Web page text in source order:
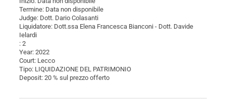
Termine: Data non disponibile
Judge: Dott. Dario Colasanti
Liquidatore: Dott.ssa Elena Francesca Bianconi - Dott. Davide
Ielardi
: 2
Year: 2022
Court: Lecco
Tipo: LIQUIDAZIONE DEL PATRIMONIO
Deposit: 20 % sul prezzo offerto